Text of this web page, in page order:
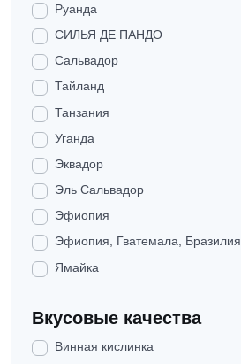
Руанда
СИЛЬЯ ДЕ ПАНДО
Сальвадор
Тайланд
Танзания
Уганда
Эквадор
Эль Сальвадор
Эфиопия
Эфиопия, Гватемала, Бразилия
Ямайка
Вкусовые качества
Винная кислинка